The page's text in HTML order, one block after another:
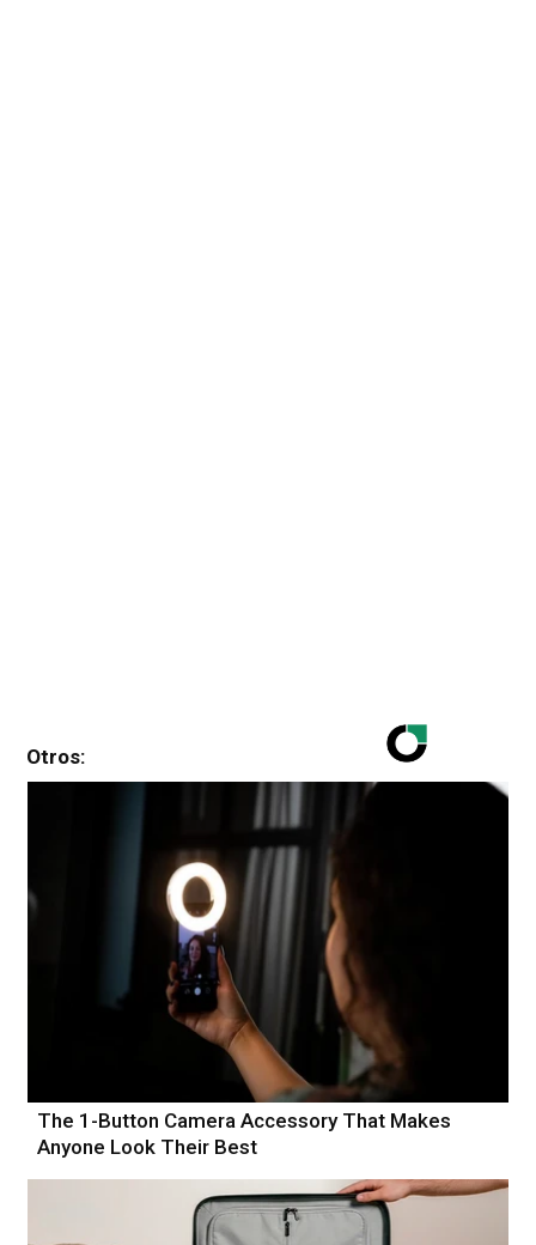
Otros:
The 1-Button Camera Accessory That Makes
Anyone Look Their Best